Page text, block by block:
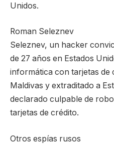
Unidos.
Roman Seleznev
Seleznev, un hacker
de 27 años en Estados
informática con tarjetas de
Maldivas y extraditado a
declarado culpable de
tarjetas de crédito.
Otros espías rusos